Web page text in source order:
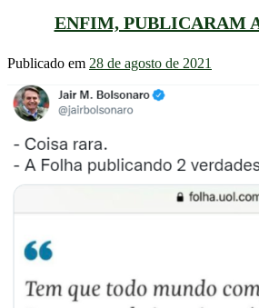
ENFIM, PUBLICARAM
Publicado em 28 de agosto de 2021